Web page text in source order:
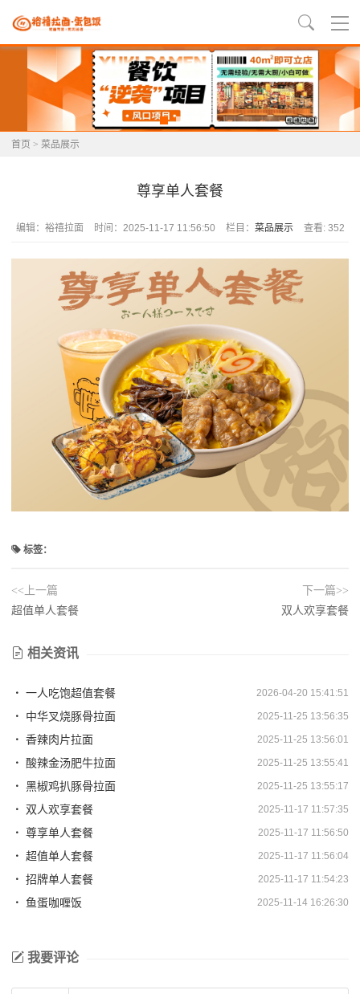
首页 > 菜品展示
尊享单人套餐
编辑：裕禧拉面 时间：2025-11-17 11:56:50 栏目： 菜品展示 查看: 352
标签：
<<上一篇
超值单人套餐
下一篇>>
双人欢享套餐
相关资讯
2026-04-20 15:41:51
一人吃饱超值套餐
2025-11-25 13:56:35
中华叉烧豚骨拉面
2025-11-25 13:56:01
香辣肉片拉面
2025-11-25 13:55:41
酸辣金汤肥牛拉面
2025-11-25 13:55:17
黑椒鸡扒豚骨拉面
2025-11-17 11:57:35
双人欢享套餐
2025-11-17 11:56:50
尊享单人套餐
2025-11-17 11:56:04
超值单人套餐
2025-11-17 11:54:23
招牌单人套餐
2025-11-14 16:26:30
鱼蛋咖喱饭
我要评论